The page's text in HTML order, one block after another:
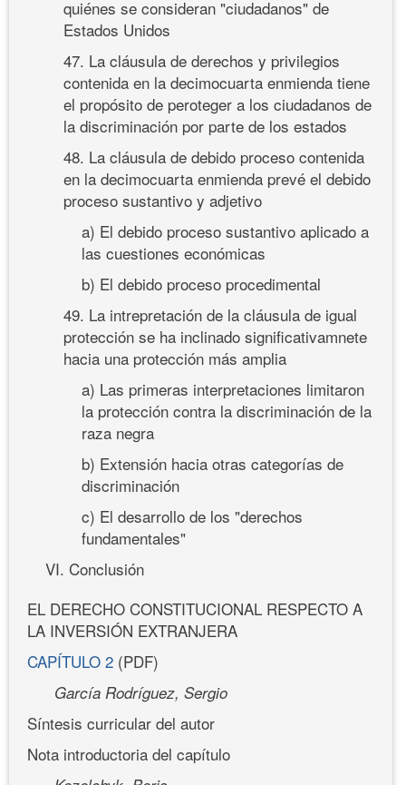
quiénes se consideran "ciudadanos" de
Estados Unidos
47. La cláusula de derechos y privilegios
contenida en la decimocuarta enmienda tiene
el propósito de peroteger a los ciudadanos de
la discriminación por parte de los estados
48. La cláusula de debido proceso contenida
en la decimocuarta enmienda prevé el debido
proceso sustantivo y adjetivo
a) El debido proceso sustantivo aplicado a
las cuestiones económicas
b) El debido proceso procedimental
49. La intrepretación de la cláusula de igual
protección se ha inclinado significativamnete
hacia una protección más amplia
a) Las primeras interpretaciones limitaron
la protección contra la discriminación de la
raza negra
b) Extensión hacia otras categorías de
discriminación
c) El desarrollo de los "derechos
fundamentales"
VI. Conclusión
EL DERECHO CONSTITUCIONAL RESPECTO A
LA INVERSIÓN EXTRANJERA
CAPÍTULO 2 (PDF)
García Rodríguez, Sergio
Síntesis curricular del autor
Nota introductoria del capítulo